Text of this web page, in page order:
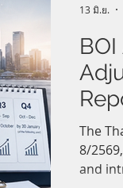
e-
過
The
8/
and
13 มิ.ย.